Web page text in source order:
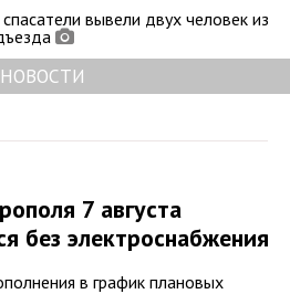
вывели двух человек из
НОВОСТИ
7 августа
без электроснабжения
в график плановых